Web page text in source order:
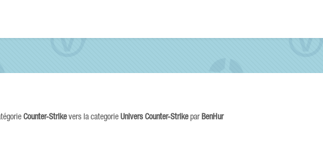
Counter-Strikevers la categorie Univers Counter-Strikepar BenHur